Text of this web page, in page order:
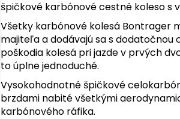
špičkové karbónové cestné koleso s
Všetky karbónové kolesá Bontrager
majiteľa a dodávajú sa s dodatočnou
poškodia kolesá pri jazde v prvých
to úplne jednoduché.
Vysokohodnotné špičkové
brzdami nabité všetkými
karbónového ráfika.
RUKAVICE FOX RACING X
TREK RANGER NA
HORSKÚ CYKLISTIKU
23,99 €
Pôvodne:29,99 €